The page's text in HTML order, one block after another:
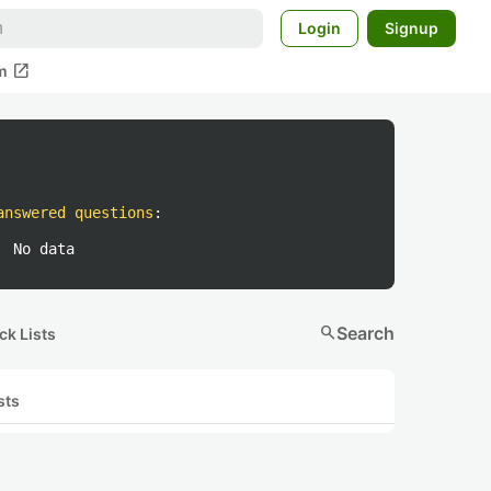
Login Signup
open_in_new
questions :
No data
Lists searchSearch